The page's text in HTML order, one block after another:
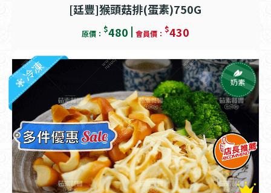
[廷豐]猴頭菇排(蛋素)750G
原價： $480 會員價： $430
冷凍 奶素